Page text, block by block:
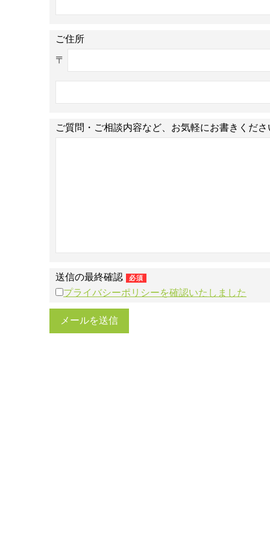
ご住所
〒
ご質問・ご相談内容など、お気軽にお書きくださ
送信の最終確認 必須
プライバシーポリシーを確認いたしました